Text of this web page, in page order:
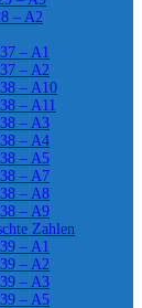
– A2
– A1
– A2
– A10
– A11
– A3
– A4
– A5
– A7
– A8
– A9
Zahlen
– A1
– A2
– A3
– A5